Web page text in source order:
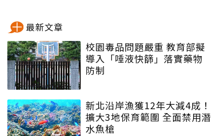
最新文章
校園毒品問題嚴重 教育部擬
導入「唾液快篩」落實藥物
防制
新北沿岸漁獲12年大減4成！
擴大3地保育範圍 全面禁用潛
水魚槍